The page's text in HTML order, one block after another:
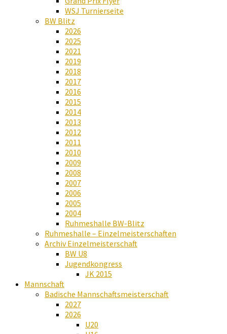
WSJ Turnierseite
BW Blitz
2026
2025
2021
2019
2018
2017
2016
2015
2014
2013
2012
2011
2010
2009
2008
2007
2006
2005
2004
Ruhmeshalle BW-Blitz
Ruhmeshalle – Einzelmeisterschaften
Archiv Einzelmeisterschaft
BW U8
Jugendkongress
JK 2015
Mannschaft
Badische Mannschaftsmeisterschaft
2027
2026
U20